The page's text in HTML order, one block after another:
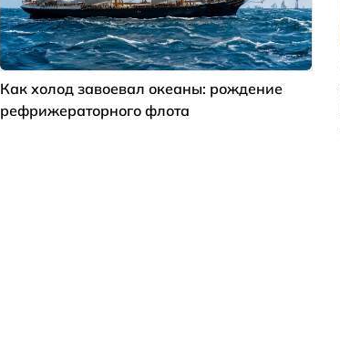
Как холод завоевал океаны: рождение
рефрижераторного флота